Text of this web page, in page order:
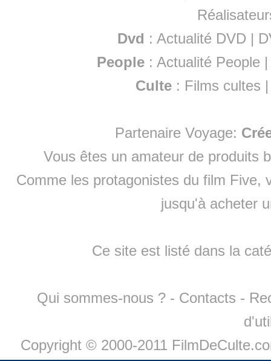
Dvd : Actualité DVD |
People :Actualité People
Culte : Films cultes
Partenaire Voyage:
Vous êtes un amateur de produits
Comme les protagonistes du film Five,
jusqu'à acheter
Ce site est listé dans la
Qui sommes-nous ? - Contacts -
Copyright © 2000-2011